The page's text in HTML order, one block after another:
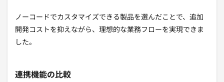
ノーコードでカスタマイズできる製品を選んだことで、追加
開発コストを抑えながら、理想的な業務フローを実現できま
した。
連携機能の比較